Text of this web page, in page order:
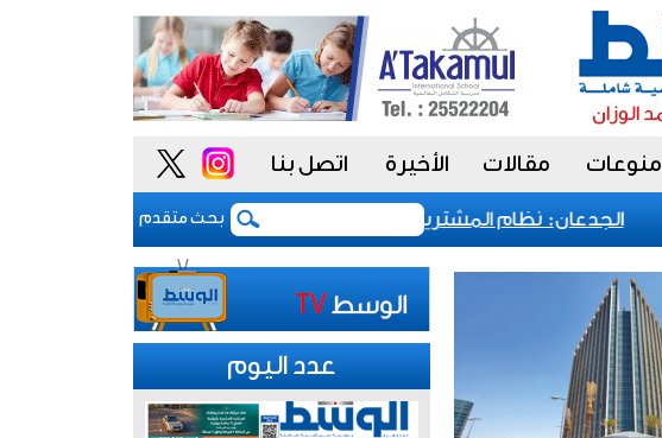
منوعات مقالات الأخيرة اتصل بنا
بحث متقدم
الجدعان: نظام المشتريات يمنح الحكومة السعودية أدوات أكثر مرونة
عدد اليوم